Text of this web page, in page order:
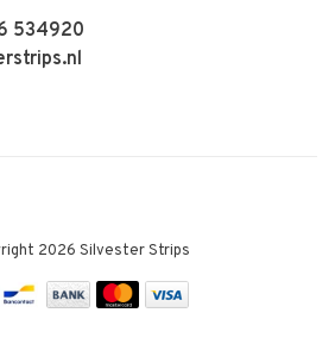
534920
2026 Silvester Strips